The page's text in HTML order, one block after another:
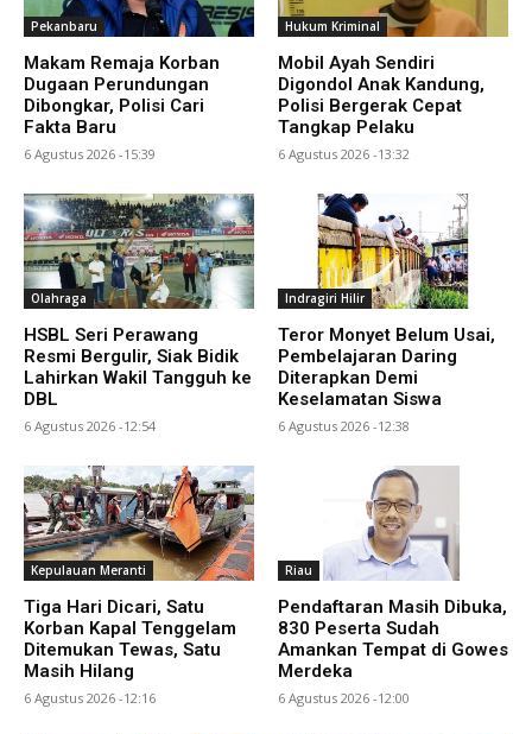
Pekanbaru
Makam Remaja Korban
Dugaan Perundungan
Dibongkar, Polisi Cari
Fakta Baru
6 Agustus 2026 -15:39
Hukum Kriminal
Mobil Ayah Sendiri
Digondol Anak Kandung,
Polisi Bergerak Cepat
Tangkap Pelaku
6 Agustus 2026 -13:32
Olahraga
HSBL Seri Perawang
Resmi Bergulir, Siak Bidik
Lahirkan Wakil Tangguh ke
DBL
6 Agustus 2026 -12:54
Indragiri Hilir
Teror Monyet Belum Usai,
Pembelajaran Daring
Diterapkan Demi
Keselamatan Siswa
6 Agustus 2026 -12:38
Kepulauan Meranti
Tiga Hari Dicari, Satu
Korban Kapal Tenggelam
Ditemukan Tewas, Satu
Masih Hilang
6 Agustus 2026 -12:16
Riau
Pendaftaran Masih Dibuka,
830 Peserta Sudah
Amankan Tempat di Gowes
Merdeka
6 Agustus 2026 -12:00